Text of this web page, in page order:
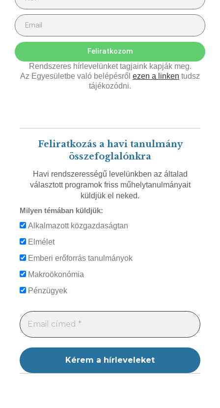
Feliratkozom
Rendszeres hírlevelünket tagjaink kapják meg.
Az Egyesületbe való belépésről ezen a linken tudsz
tájékozódni.
Feliratkozás a havi tanulmány
összefoglalónkra
Havi rendszerességű levelünkben az általad
választott programok friss műhelytanulmányait
küldjük el neked.
Milyen témában küldjük:
Alkalmazott közgazdaságtan
Elmélet
Emberi erőforrás tanulmányok
Makroökonómia
Pénzügyek